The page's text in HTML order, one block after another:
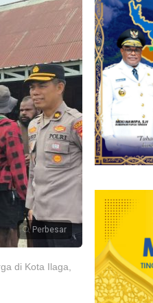
Perbesar
di Kota Ilaga,